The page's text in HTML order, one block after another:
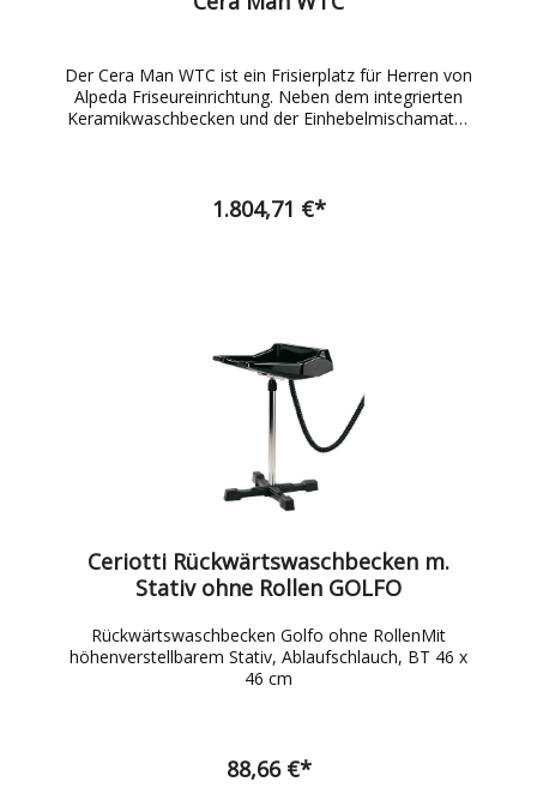
Der Cera Man WTC ist ein Frisierplatz für Herren von
Alpeda Friseureinrichtung. Neben dem integrierten
Keramikwaschbecken und der Einhebelmischamatur
Produkt ab. Der angegebene Preis ist gültig pro
Bedienplatz. Interessenten können eine große
stehen folgende Farbvarianten zur Verfügung:
1.804,71 €*
Ceriotti Rückwärtswaschbecken m.
Stativ ohne Rollen GOLFO
Rückwärtswaschbecken Golfo ohne RollenMit
höhenverstellbarem Stativ, Ablaufschlauch, BT 46 x
46 cm
88,66 €*